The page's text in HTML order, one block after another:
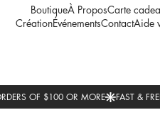
BoutiqueÀ ProposCarte
CréationÉvénementsContactAide